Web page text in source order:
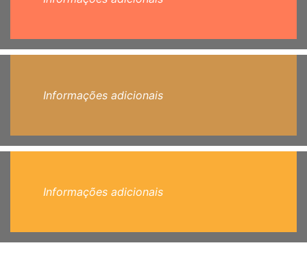
Informações adicionais
Informações adicionais